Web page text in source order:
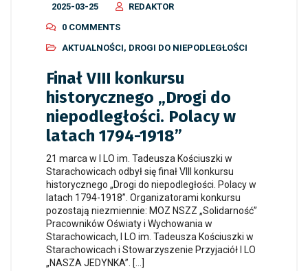
2025-03-25
REDAKTOR
0 COMMENTS
AKTUALNOŚCI, DROGI DO NIEPODLEGŁOŚCI
Finał VIII konkursu
historycznego „Drogi do
niepodległości. Polacy w
latach 1794-1918”
21 marca w I LO im. Tadeusza Kościuszki w
Starachowicach odbył się finał VIII konkursu
historycznego „Drogi do niepodległości. Polacy w
latach 1794-1918”. Organizatorami konkursu
pozostają niezmiennie: MOZ NSZZ „Solidarność”
Pracowników Oświaty i Wychowania w
Starachowicach, I LO im. Tadeusza Kościuszki w
Starachowicach i Stowarzyszenie Przyjaciół I LO
„NASZA JEDYNKA”. […]